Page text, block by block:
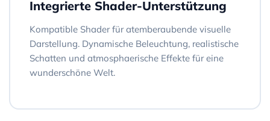
Integrierte Shader-Unterstützung
Kompatible Shader für atemberaubende visuelle
Darstellung. Dynamische Beleuchtung, realistische
Schatten und atmosphaerische Effekte für eine
wunderschöne Welt.